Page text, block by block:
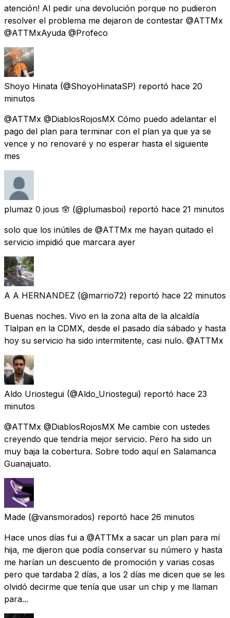
atención! Al pedir una devolución porque no pudieron
resolver el problema me dejaron de contestar @ATTMx
@ATTMxAyuda @Profeco
Shoyo Hinata (@ShoyoHinataSP) reportó hace 20
minutos
@ATTMx @DiablosRojosMX Cómo puedo adelantar el
pago del plan para terminar con el plan ya que ya se
vence y no renovaré y no esperar hasta el siguiente
mes
plumaz 0 jous 🪬 (@plumasboi) reportó hace 21 minutos
solo que los inútiles de @ATTMx me hayan quitado el
servicio impidió que marcara ayer
A A HERNANDEZ (@marrio72) reportó hace 22 minutos
Buenas noches. Vivo en la zona alta de la alcaldía
Tlalpan en la CDMX, desde el pasado día sábado y hasta
hoy su servicio ha sido intermitente, casi nulo. @ATTMx
Aldo Uriostegui (@Aldo_Uriostegui) reportó hace 23
minutos
@ATTMx @DiablosRojosMX Me cambie con ustedes
creyendo que tendría mejor servicio. Pero ha sido un
muy baja la cobertura. Sobre todo aquí en Salamanca
Guanajuato.
Made (@vansmorados) reportó hace 26 minutos
Hace unos días fui a @ATTMx a sacar un plan para mí
hija, me dijeron que podía conservar su número y hasta
me harían un descuento de promoción y varias cosas
pero que tardaba 2 días, a los 2 días me dicen que se les
olvidó decirme que tenía que usar un chip y me llaman
para...